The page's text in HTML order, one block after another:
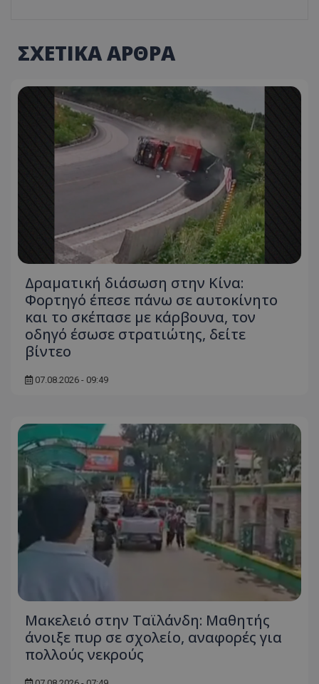
ΣΧΕΤΙΚΑ ΑΡΘΡΑ
Δραματική διάσωση στην Κίνα:
Φορτηγό έπεσε πάνω σε αυτοκίνητο
και το σκέπασε με κάρβουνα, τον
οδηγό έσωσε στρατιώτης, δείτε
βίντεο
07.08.2026 - 09:49
Μακελειό στην Ταϊλάνδη: Μαθητής
άνοιξε πυρ σε σχολείο, αναφορές για
πολλούς νεκρούς